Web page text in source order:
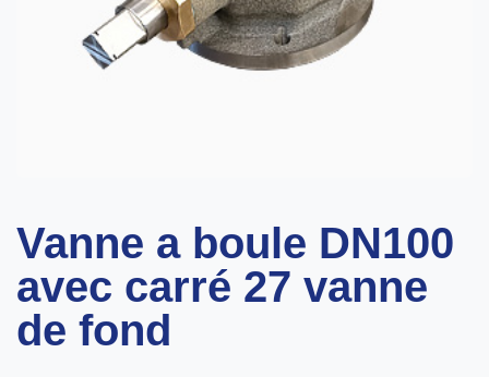
Vanne a boule DN100
avec carré 27 vanne
de fond